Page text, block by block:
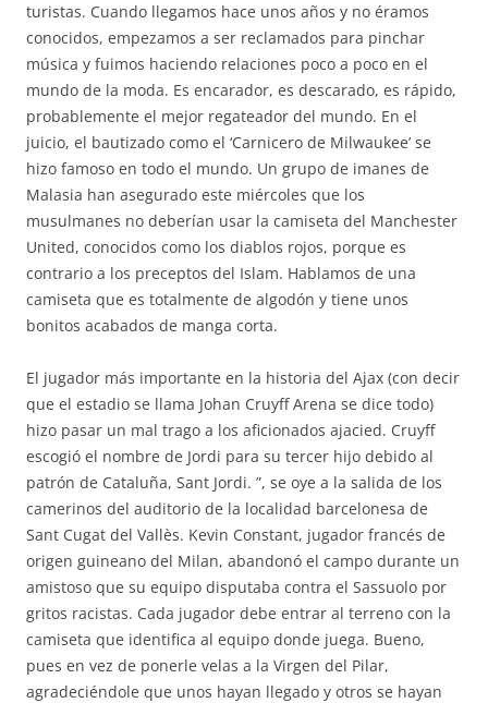
turistas. Cuando llegamos hace unos años y no éramos
conocidos, empezamos a ser reclamados para pinchar
música y fuimos haciendo relaciones poco a poco en el
mundo de la moda. Es encarador, es descarado, es rápido,
probablemente el mejor regateador del mundo. En el
juicio, el bautizado como el ‘Carnicero de Milwaukee’ se
hizo famoso en todo el mundo. Un grupo de imanes de
Malasia han asegurado este miércoles que los
musulmanes no deberían usar la camiseta del Manchester
United, conocidos como los diablos rojos, porque es
contrario a los preceptos del Islam. Hablamos de una
camiseta que es totalmente de algodón y tiene unos
bonitos acabados de manga corta.
El jugador más importante en la historia del Ajax (con decir
que el estadio se llama Johan Cruyff Arena se dice todo)
hizo pasar un mal trago a los aficionados ajacied. Cruyff
escogió el nombre de Jordi para su tercer hijo debido al
patrón de Cataluña, Sant Jordi. ”, se oye a la salida de los
camerinos del auditorio de la localidad barcelonesa de
Sant Cugat del Vallès. Kevin Constant, jugador francés de
origen guineano del Milan, abandonó el campo durante un
amistoso que su equipo disputaba contra el Sassuolo por
gritos racistas. Cada jugador debe entrar al terreno con la
camiseta que identifica al equipo donde juega. Bueno,
pues en vez de ponerle velas a la Virgen del Pilar,
agradeciéndole que unos hayan llegado y otros se hayan